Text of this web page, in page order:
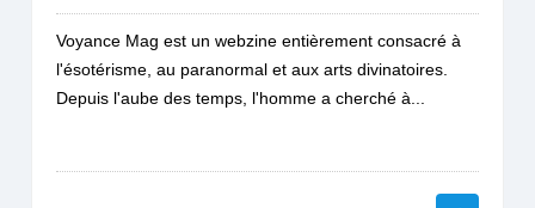
Voyance Mag est un webzine entièrement consacré à
l'ésotérisme, au paranormal et aux arts divinatoires.
Depuis l'aube des temps, l'homme a cherché à...